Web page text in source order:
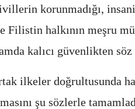
korunmadığı,
Filistin halkının meşru
kalıcı güvenlikten
ilkeler doğrultusunda
şu sözlerle